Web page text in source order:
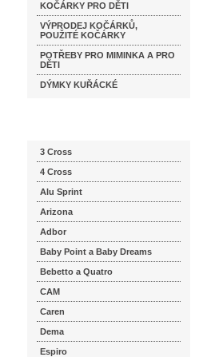
KOČÁRKY PRO DĚTI
VÝPRODEJ KOČÁRKŮ,
POUŽITÉ KOČÁRKY
POTŘEBY PRO MIMINKA A PRO
DĚTI
DÝMKY KUŘÁCKÉ
3 Cross
4 Cross
Alu Sprint
Arizona
Adbor
Baby Point a Baby Dreams
Bebetto a Quatro
CAM
Caren
Dema
Espiro